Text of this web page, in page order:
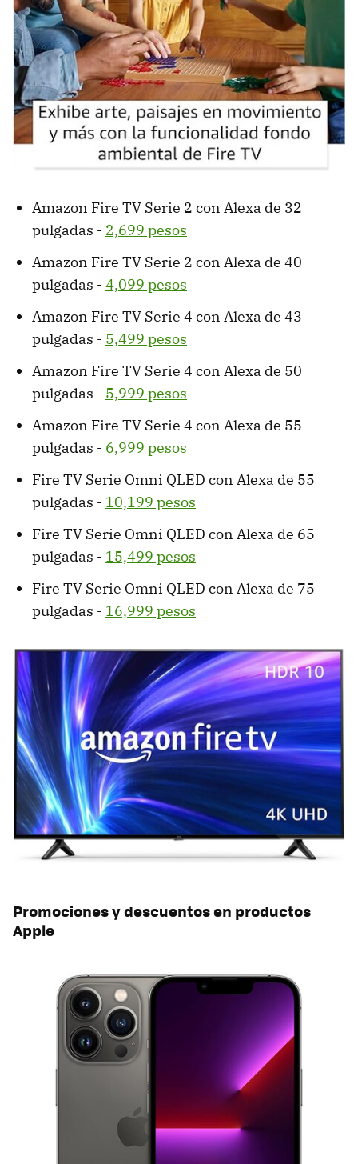
Amazon Fire TV Serie 2 con Alexa de 32
pulgadas - 2,699 pesos
Amazon Fire TV Serie 2 con Alexa de 40
pulgadas - 4,099 pesos
Amazon Fire TV Serie 4 con Alexa de 43
pulgadas - 5,499 pesos
Amazon Fire TV Serie 4 con Alexa de 50
pulgadas - 5,999 pesos
Amazon Fire TV Serie 4 con Alexa de 55
pulgadas - 6,999 pesos
Fire TV Serie Omni QLED con Alexa de 55
pulgadas - 10,199 pesos
Fire TV Serie Omni QLED con Alexa de 65
pulgadas - 15,499 pesos
Fire TV Serie Omni QLED con Alexa de 75
pulgadas - 16,999 pesos
Promociones y descuentos en productos
Apple